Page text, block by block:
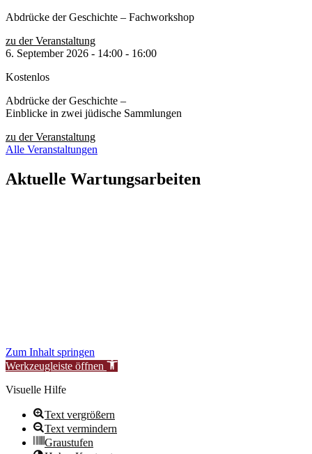
Abdrücke der Geschichte – Fachworkshop
zu der Veranstaltung
6. September 2026 - 14:00 - 16:00
Kostenlos
Abdrücke der Geschichte –
Einblicke in zwei jüdische Sammlungen
zu der Veranstaltung
Alle Veranstaltungen
Aktuelle Wartungsarbeiten
Zum Inhalt springen
Werkzeugleiste öffnen
Visuelle Hilfe
Text vergrößern
Text vermindern
Graustufen